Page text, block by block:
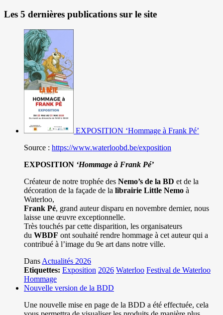
Les 5 dernières publications sur le site
EXPOSITION ‘Hommage à Frank Pé’
Source : https://www.waterloobd.be/exposition
EXPOSITION ‘Hommage à Frank Pé’
Créateur de notre trophée des Nemo’s de la BD et de la
décoration de la façade de la librairie Little Nemo à
Waterloo,
Frank Pé, grand auteur disparu en novembre dernier, nous
laisse une œuvre exceptionnelle.
Très touchés par cette disparition, les organisateurs
du WBDF ont souhaité rendre hommage à cet auteur qui a
contribué à l’image du 9e art dans notre ville.
Dans Actualités 2026
Etiquettes: Exposition 2026 Waterloo Festival de Waterloo
Hommage
Nouvelle version de la BDD
Une nouvelle mise en page de la BDD a été effectuée, cela